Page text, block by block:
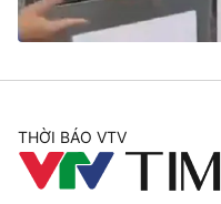
thuận bằng văn bản. Ghi rõ
thông tin từ website này.
THỜI BÁO VTV